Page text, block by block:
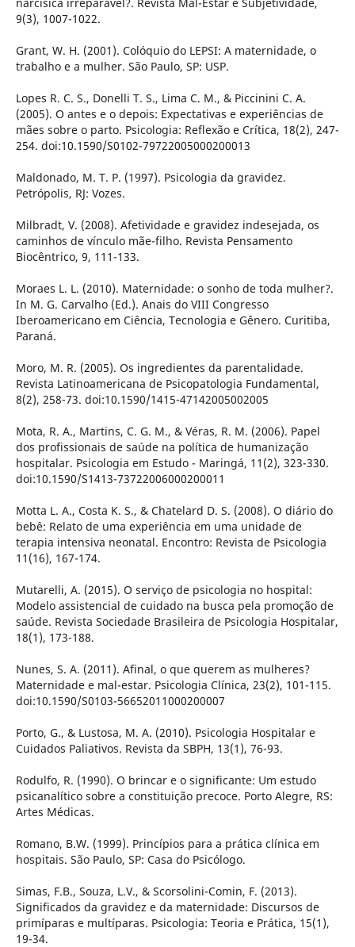
9(3), 1007-1022.
Grant, W. H. (2001). Colóquio do LEPSI: A maternidade, o
trabalho e a mulher. São Paulo, SP: USP.
Lopes R. C. S., Donelli T. S., Lima C. M., & Piccinini C. A.
(2005). O antes e o depois: Expectativas e experiências de
mães sobre o parto. Psicologia: Reflexão e Crítica, 18(2), 247-
254. doi:10.1590/S0102-79722005000200013
Maldonado, M. T. P. (1997). Psicologia da gravidez.
Petrópolis, RJ: Vozes.
Milbradt, V. (2008). Afetividade e gravidez indesejada, os
caminhos de vínculo mãe-filho. Revista Pensamento
Biocêntrico, 9, 111-133.
Moraes L. L. (2010). Maternidade: o sonho de toda mulher?.
In M. G. Carvalho (Ed.). Anais do VIII Congresso
Iberoamericano em Ciência, Tecnologia e Gênero. Curitiba,
Paraná.
Moro, M. R. (2005). Os ingredientes da parentalidade.
Revista Latinoamericana de Psicopatologia Fundamental,
8(2), 258-73. doi:10.1590/1415-47142005002005
Mota, R. A., Martins, C. G. M., & Véras, R. M. (2006). Papel
dos profissionais de saúde na política de humanização
hospitalar. Psicologia em Estudo - Maringá, 11(2), 323-330.
doi:10.1590/S1413-73722006000200011
Motta L. A., Costa K. S., & Chatelard D. S. (2008). O diário do
bebê: Relato de uma experiência em uma unidade de
terapia intensiva neonatal. Encontro: Revista de Psicologia
11(16), 167-174.
Mutarelli, A. (2015). O serviço de psicologia no hospital:
Modelo assistencial de cuidado na busca pela promoção de
saúde. Revista Sociedade Brasileira de Psicologia Hospitalar,
18(1), 173-188.
Nunes, S. A. (2011). Afinal, o que querem as mulheres?
Maternidade e mal-estar. Psicologia Clínica, 23(2), 101-115.
doi:10.1590/S0103-56652011000200007
Porto, G., & Lustosa, M. A. (2010). Psicologia Hospitalar e
Cuidados Paliativos. Revista da SBPH, 13(1), 76-93.
Rodulfo, R. (1990). O brincar e o significante: Um estudo
psicanalítico sobre a constituição precoce. Porto Alegre, RS:
Artes Médicas.
Romano, B.W. (1999). Princípios para a prática clínica em
hospitais. São Paulo, SP: Casa do Psicólogo.
Simas, F.B., Souza, L.V., & Scorsolini-Comin, F. (2013).
Significados da gravidez e da maternidade: Discursos de
primíparas e multíparas. Psicologia: Teoria e Prática, 15(1),
19-34.